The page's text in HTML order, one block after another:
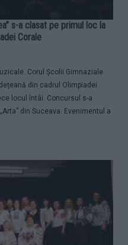
s-a clasat pe primul loc la
Corale
Corul Școlii Gimnaziale
din cadrul Olimpiadei
locul întâi. Concursul s-a
din Suceava. Evenimentul a